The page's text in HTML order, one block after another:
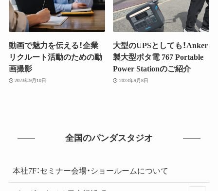
動画で魅力を伝える！企業
リクルート活動のための動
画撮影
2023年9月10日
大型のUPSとしても！Anker
製大型ポタ電 767 Portable
Power Stationのご紹介
2023年9月8日
全国のパンダスタジオ
本社7F：セミナー会場・ショールームについて